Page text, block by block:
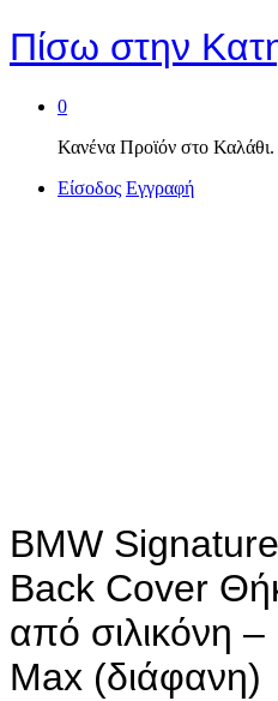
Πίσω στην
0
Κανένα Προϊόν στο Καλάθι.
Είσοδος Εγγραφή
BMW
Back Cover
από σιλικόνη
Max (διάφανη)